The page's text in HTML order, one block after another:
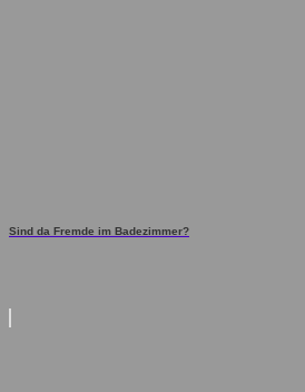
Sind da Fremde im Badezimmer?